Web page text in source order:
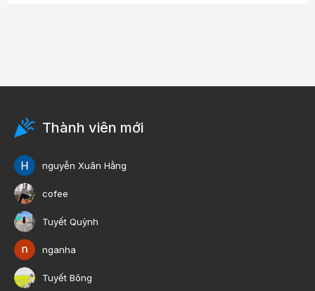
Thành viên mới
nguyễn Xuân Hằng
cofee
Tuyết Quỳnh
nganha
Tuyết Bông